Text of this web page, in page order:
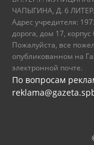
ЧАПЫГИНА, Д. 6
Адрес учредителя:
дорога, дом 17,
Пожалуйста, все
опубликованном на
электронной почте.
По вопросам